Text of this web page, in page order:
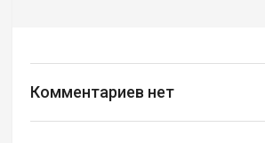
Комментариев нет